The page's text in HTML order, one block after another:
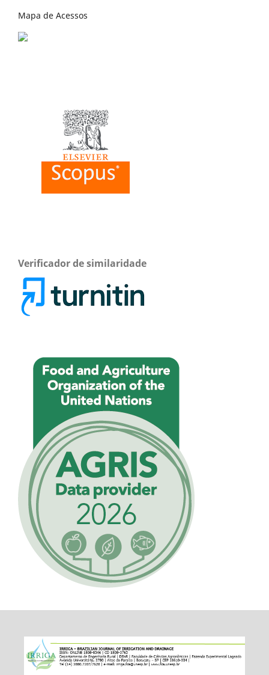
Mapa de Acessos
Verificador de similaridade